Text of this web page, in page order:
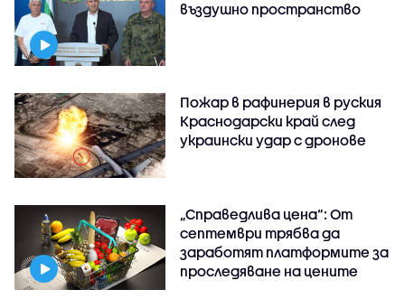
въздушно пространство
Пожар в рафинерия в руския
Краснодарски край след
украински удар с дронове
„Справедлива цена“: От
септември трябва да
заработят платформите за
проследяване на цените